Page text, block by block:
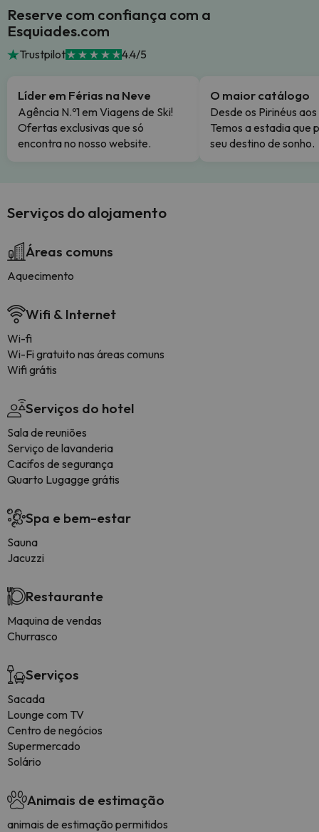
Reserve com confiança com a
Esquiades.com
Trustpilot 4.4/5
Líder em Férias na Neve
Agência N.º1 em Viagens de Ski!
Ofertas exclusivas que só
encontra no nosso website.
O maior catálogo
Desde os Pirinéus
Temos a estadia que
seu destino de sonho.
Serviços do alojamento
Áreas comuns
Aquecimento
Wifi & Internet
Wi-fi
Wi-Fi gratuito nas áreas comuns
Wifi grátis
Serviços do hotel
Sala de reuniões
Serviço de lavanderia
Cacifos de segurança
Quarto Lugagge grátis
Spa e bem-estar
Sauna
Jacuzzi
Restaurante
Maquina de vendas
Churrasco
Serviços
Sacada
Lounge com TV
Centro de negócios
Supermercado
Solário
Animais de estimação
animais de estimação permitidos